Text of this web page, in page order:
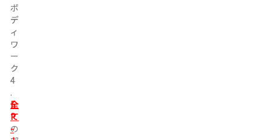
ボ
デ
ィ
ワ
ー
ク
4
.
全
て
の
ボ
デ
ィ
ワ
ー
ク
4
.
F
P
-